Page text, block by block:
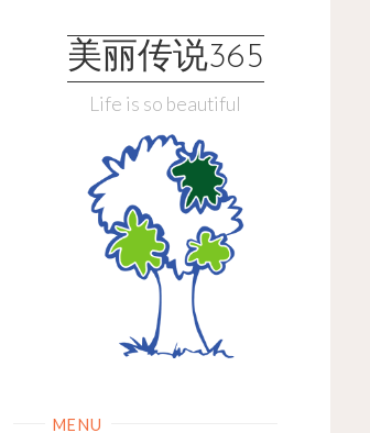
美丽传说365
Life is so beautiful
MENU